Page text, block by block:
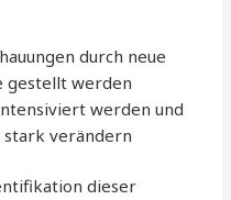
durch neue
gestellt werden
werden und
verändern
dieser